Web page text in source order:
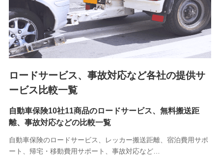
8.取引先個人情報
取引先としての選定業務、営業情報の提供業務、契約締結手
続き業務、取引管理業務、およびこれらに準ずる業務の遂行
のため
9.お問い合わせ情報
各種お問い合わせに対応するため
10.受託業務の 個人情報
受託業務の遂行およびこれらに準ずる業務の遂行のため
11.マイカー通勤管理クラウド並びに法人向けASPサー
ロードサービス、事故対応など各社の提供サ
ービス比較一覧
自動車保険10社11商品のロードサービス、無料搬送距
離、事故対応などの比較一覧
自動車保険のロードサービス、レッカー搬送距離、宿泊費用サポ
ート、帰宅・移動費用サポート、事故対応など…